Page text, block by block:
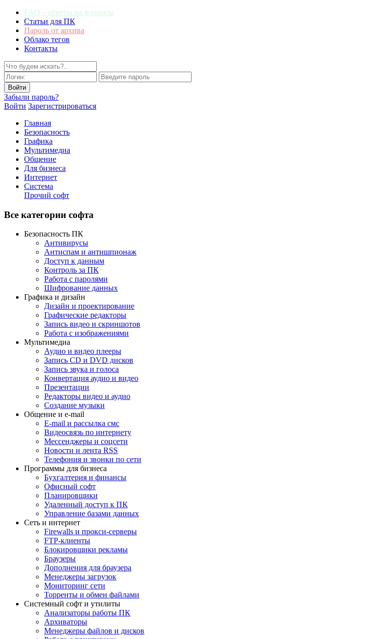
FAQ – ответы на вопросы
Статьи для ПК
Пароль от архива
Облако тегов
Контакты
Забыли пароль?
Войти Зарегистрироваться
Главная
Безопасность
Графика
Мультимедиа
Общение
Для бизнеса
Интернет
Система
Прочий софт
Все категории софта
Безопасность ПК
Антивирусы
Антиспам и антишпионаж
Доступ к данным
Контроль за ПК
Работа с паролями
Шифрование данных
Графика и дизайн
Дизайн и проектирование
Графические редакторы
Запись видео и скриншотов
Работа с изображениями
Мультимедиа
Аудио и видео плееры
Запись CD и DVD дисков
Запись звука и голоса
Конвертация аудио и видео
Презентации
Редакторы видео и аудио
Создание музыки
Общение и e-mail
E-mail и рассылка смс
Видеосвязь по интернету
Мессенджеры и соцсети
Новости и лента RSS
Телефония и звонки по сети
Программы для бизнеса
Бухгалтерия и финансы
Офисный софт
Планировщики
Удаленный доступ к ПК
Управление базами данных
Сеть и интернет
Firewalls и прокси-серверы
FTP-клиенты
Блокировщики рекламы
Браузеры
Дополнения для браузера
Менеджеры загрузок
Мониторинг сети
Торренты и обмен файлами
Системный софт и утилиты
Анализаторы работы ПК
Архиваторы
Менеджеры файлов и дисков